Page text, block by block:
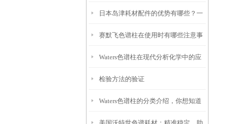
电极污染与保养
日本岛津耗材配件的优势有哪些？一
文带你了解
赛默飞色谱柱在使用时有哪些注意事
项？
Waters色谱柱在现代分析化学中的应
用
检验方法的验证
Waters色谱柱的分类介绍，你想知道